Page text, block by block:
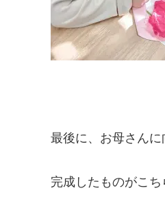
最後に、お母さんに
完成したものがこち